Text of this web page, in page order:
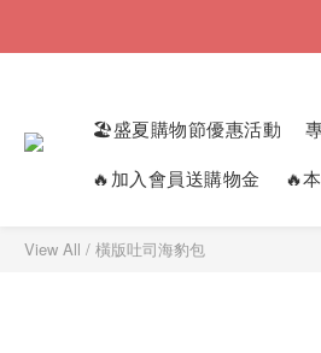
🏖️盛夏購物節優惠活動
🔥加入會員送購物金
🔥
View All / 橫版吐司海豹包